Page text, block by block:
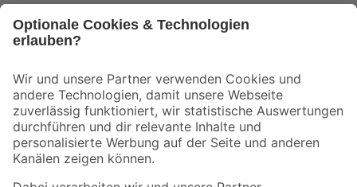
Der toom Newsletter: Keine Angebote und Aktionen mehr verpassen!
Zur Newsletter Anmeldung
Folge uns